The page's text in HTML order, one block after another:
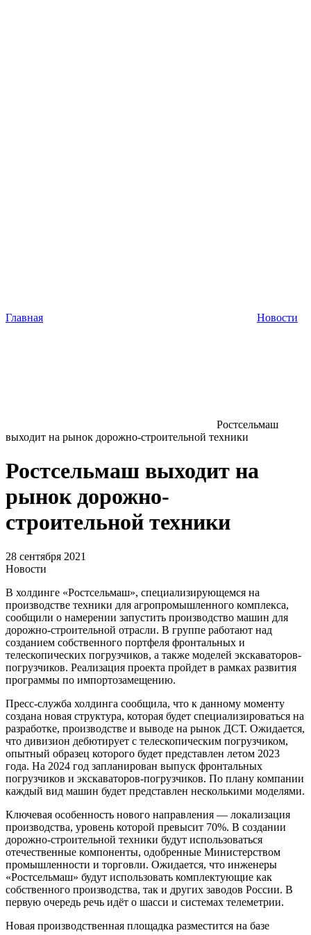
Главная Новости
Ростсельмаш
выходит на рынок дорожно-строительной техники
Ростсельмаш выходит на
рынок дорожно-
строительной техники
28 сентября 2021
Новости
В холдинге «Ростсельмаш», специализирующемся на
производстве техники для агропромышленного комплекса,
сообщили о намерении запустить производство машин для
дорожно-строительной отрасли. В группе работают над
созданием собственного портфеля фронтальных и
телескопических погрузчиков, а также моделей экскаваторов-
погрузчиков. Реализация проекта пройдет в рамках развития
программы по импортозамещению.
Пресс-служба холдинга сообщила, что к данному моменту
создана новая структура, которая будет специализироваться на
разработке, производстве и выводе на рынок ДСТ. Ожидается,
что дивизион дебютирует с телескопическим погрузчиком,
опытный образец которого будет представлен летом 2023
года. На 2024 год запланирован выпуск фронтальных
погрузчиков и экскаваторов-погрузчиков. По плану компании
каждый вид машин будет представлен несколькими моделями.
Ключевая особенность нового направления — локализация
производства, уровень которой превысит 70%. В создании
дорожно-строительной техники будут использоваться
отечественные компоненты, одобренные Министерством
промышленности и торговли. Ожидается, что инженеры
«Ростсельмаш» будут использовать комплектующие как
собственного производства, так и других заводов России. В
первую очередь речь идёт о шасси и системах телеметрии.
Новая производственная площадка разместится на базе